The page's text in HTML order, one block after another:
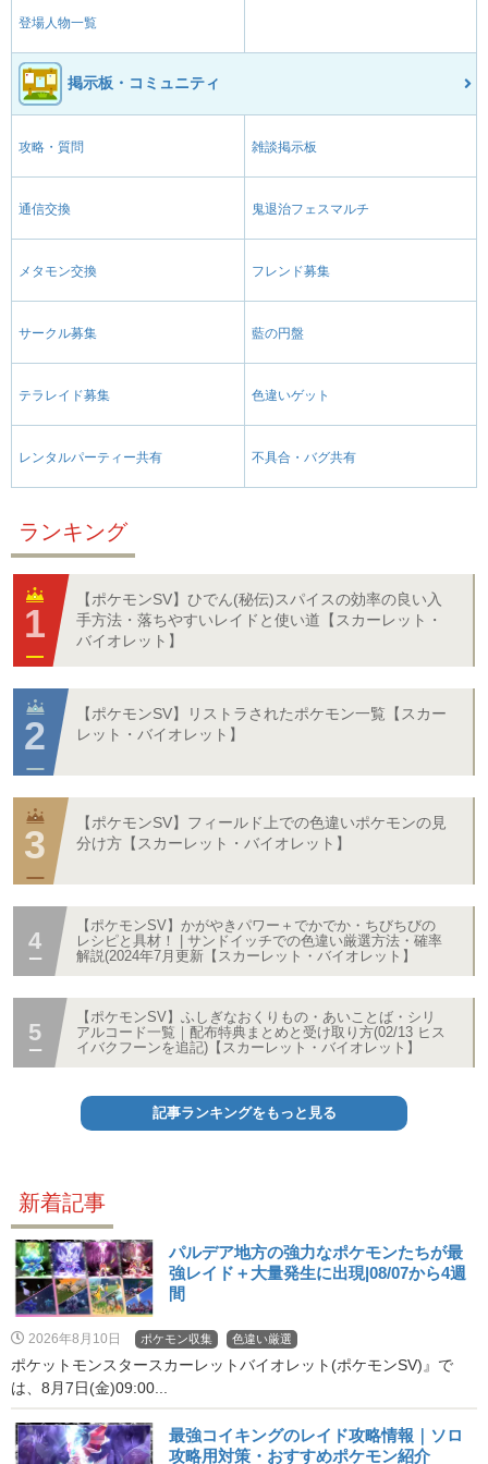
登場人物一覧
掲示板・コミュニティ
攻略・質問 雑談掲示板
通信交換 鬼退治フェスマルチ
メタモン交換 フレンド募集
サークル募集 藍の円盤
テラレイド募集 色違いゲット
レンタルパーティー共有 不具合・バグ共有
ランキング
【ポケモンSV】ひでん(秘伝)スパイスの効率の良い入
手方法・落ちやすいレイドと使い道【スカーレット・
バイオレット】
【ポケモンSV】リストラされたポケモン一覧【スカー
レット・バイオレット】
【ポケモンSV】フィールド上での色違いポケモンの見
分け方【スカーレット・バイオレット】
【ポケモンSV】かがやきパワー＋でかでか・ちびちびの
レシピと具材！ | サンドイッチでの色違い厳選方法・確率
解説(2024年7月更新【スカーレット・バイオレット】
【ポケモンSV】ふしぎなおくりもの・あいことば・シリ
アルコード一覧｜配布特典まとめと受け取り方(02/13 ヒス
イバクフーンを追記)【スカーレット・バイオレット】
記事ランキングをもっと見る
新着記事
パルデア地方の強力なポケモンたちが最
強レイド＋大量発生に出現|08/07から4週
間
2026年8月10日 ポケモン収集 色違い厳選
ポケットモンスタースカーレットバイオレット(ポケモンSV)』で
は、8月7日(金)09:00...
最強コイキングのレイド攻略情報｜ソロ
攻略用対策・おすすめポケモン紹介